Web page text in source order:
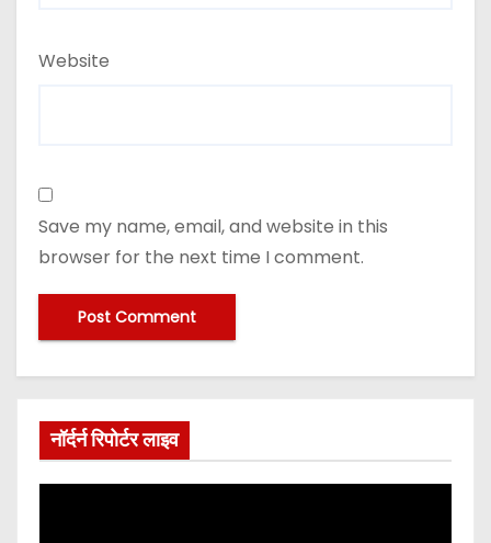
Website
Save my name, email, and website in this
browser for the next time I comment.
नॉर्दर्न रिपोर्टर लाइव